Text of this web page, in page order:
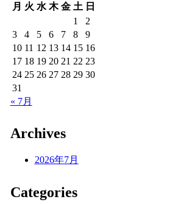
月 火 水 木 金 土 日
1
2
3
4 5 6 7 8
9
10 11 12 13 14 15 16
17 18 19 20 21 22 23
24 25 26 27 28 29 30
31
« 7月
Archives
2026年7月
Categories